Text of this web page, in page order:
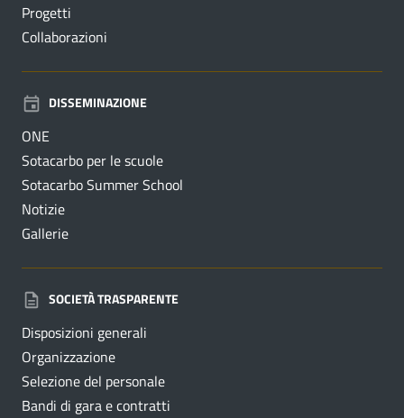
Progetti
Collaborazioni
DISSEMINAZIONE
ONE
Sotacarbo per le scuole
Sotacarbo Summer School
Notizie
Gallerie
SOCIETÀ TRASPARENTE
Disposizioni generali
Organizzazione
Selezione del personale
Bandi di gara e contratti